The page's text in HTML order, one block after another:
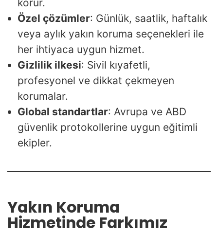
korur.
Özel çözümler: Günlük, saatlik, haftalık
veya aylık yakın koruma seçenekleri ile
her ihtiyaca uygun hizmet.
Gizlilik ilkesi: Sivil kıyafetli,
profesyonel ve dikkat çekmeyen
korumalar.
Global standartlar: Avrupa ve ABD
güvenlik protokollerine uygun eğitimli
ekipler.
Yakın Koruma
Hizmetinde Farkımız